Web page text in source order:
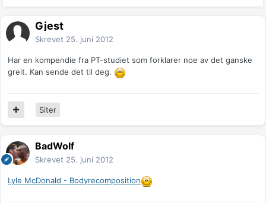
Gjest
Skrevet 25. juni 2012
Har en kompendie fra PT-studiet som forklarer noe av det ganske
greit. Kan sende det til deg.
Siter
BadWolf
Skrevet 25. juni 2012
Lyle McDonald - Bodyrecomposition